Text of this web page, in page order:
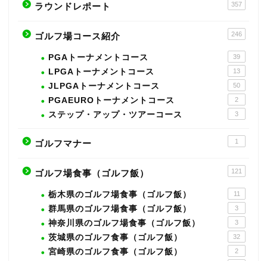
ラウンドレポート 357
ゴルフ場コース紹介 246
PGAトーナメントコース 39
LPGAトーナメントコース 13
JLPGAトーナメントコース 50
PGAEUROトーナメントコース 2
ステップ・アップ・ツアーコース 3
ゴルフマナー 1
ゴルフ場食事（ゴルフ飯） 121
栃木県のゴルフ場食事（ゴルフ飯） 11
群馬県のゴルフ場食事（ゴルフ飯） 3
神奈川県のゴルフ場食事（ゴルフ飯） 3
茨城県のゴルフ食事（ゴルフ飯） 32
宮崎県のゴルフ食事（ゴルフ飯） 2